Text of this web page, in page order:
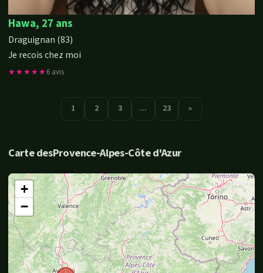
Hawa, 27 ans
Draguignan (83)
Je recois chez moi
★★★★★6 avis
1 2 3 ... 23 »
Carte desProvence-Alpes-Côte d'Azur
+
−